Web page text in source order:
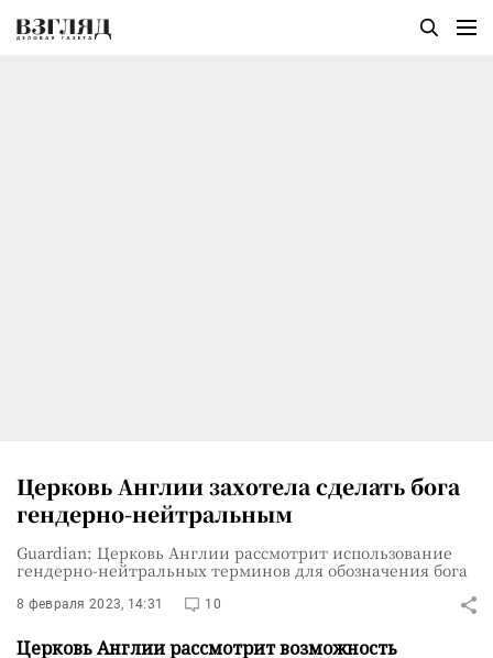
Церковь Англии захотела сделать бога
гендерно-нейтральным
Guardian: Церковь Англии рассмотрит использование
гендерно-нейтральных терминов для обозначения бога
8 февраля 2023, 14:31 10
Церковь Англии рассмотрит возможность